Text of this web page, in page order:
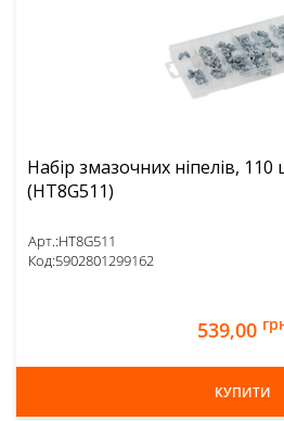
Набір змазочних ніпелів, 110
(HT8G511)
Арт.:HT8G511
Код:5902801299162
539,00
КУПИТИ